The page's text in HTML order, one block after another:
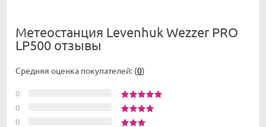
Метеостанция Levenhuk Wezzer PRO
LP500 отзывы
Средняя оценка покупателей: (0)
0
0
0